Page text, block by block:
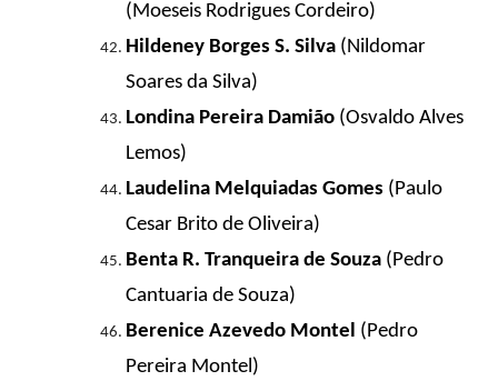
(Moeseis Rodrigues Cordeiro)
Hildeney Borges S. Silva (Nildomar
Soares da Silva)
Londina Pereira Damião (Osvaldo Alves
Lemos)
Laudelina Melquiadas Gomes (Paulo
Cesar Brito de Oliveira)
Benta R. Tranqueira de Souza (Pedro
Cantuaria de Souza)
Berenice Azevedo Montel (Pedro
Pereira Montel)